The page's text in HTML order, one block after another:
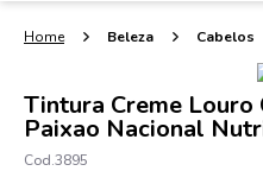
Beleza Cabelos
Tintura Creme Louro
Paixao Nacional
3895
shampoo
4º fralda pampers
5º tintura cabelo